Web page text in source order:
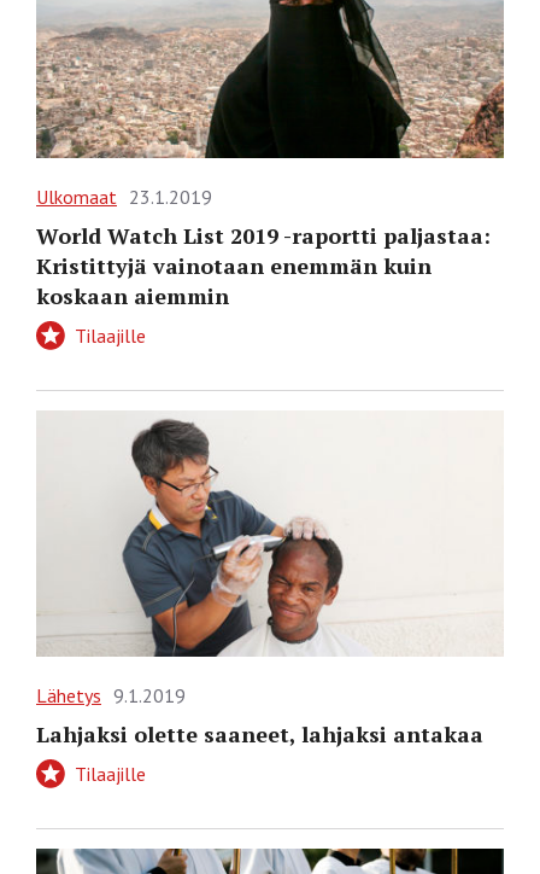
Ulkomaat 23.1.2019
World Watch List 2019 -raportti paljastaa:
Kristittyjä vainotaan enemmän kuin
koskaan aiemmin
Tilaajille
Lähetys 9.1.2019
Lahjaksi olette saaneet, lahjaksi antakaa
Tilaajille